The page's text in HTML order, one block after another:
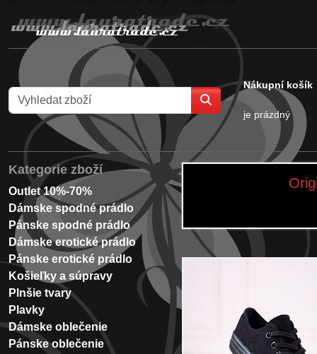
Nákupní košík
je prázdný
Kategorie zboží
Outlet 10%-70%
Dámske spodné prádlo
Pánske spodné prádlo
Dámske erotické prádlo
Pánske erotické prádlo
Košieľky a súpravy
Plnšie tvary
Plavky
Dámske oblečenie
Pánske oblečenie